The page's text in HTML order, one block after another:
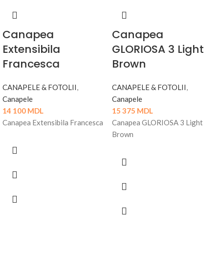
Canapea
Extensibila
Francesca
CANAPELE & FOTOLII,
Canapele
14 100 MDL
Canapea Extensibila Francesca
Canapea
GLORIOSA 3 Light
Brown
CANAPELE & FOTOLII,
Canapele
15 375 MDL
Canapea GLORIOSA 3 Light
Brown